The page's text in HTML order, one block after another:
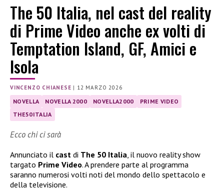
The 50 Italia, nel cast del reality
di Prime Video anche ex volti di
Temptation Island, GF, Amici e
Isola
VINCENZO CHIANESE | 12 MARZO 2026
NOVELLA NOVELLA 2000 NOVELLA2000
PRIME VIDEO
THE50ITALIA
Ecco chi ci sarà
Annunciato il cast di The 50 Italia , il nuovo reality show
targato Prime Video. A prendere parte al programma
saranno numerosi volti noti del mondo dello spettacolo e
della televisione.